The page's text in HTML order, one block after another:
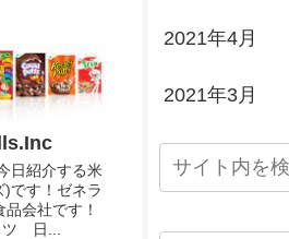
日紹介する米
です！ゼネラ
会社です！
ツ 日...
2021年4月
2021年3月